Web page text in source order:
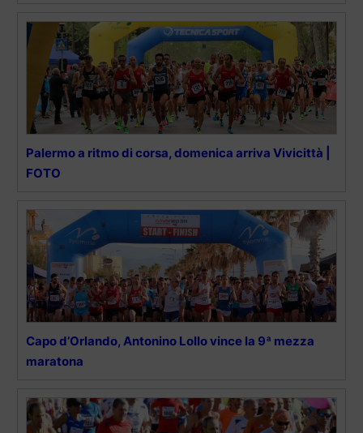
Palermo a ritmo di corsa, domenica arriva Vivicittà |
FOTO
Capo d’Orlando, Antonino Lollo vince la 9ª mezza
maratona